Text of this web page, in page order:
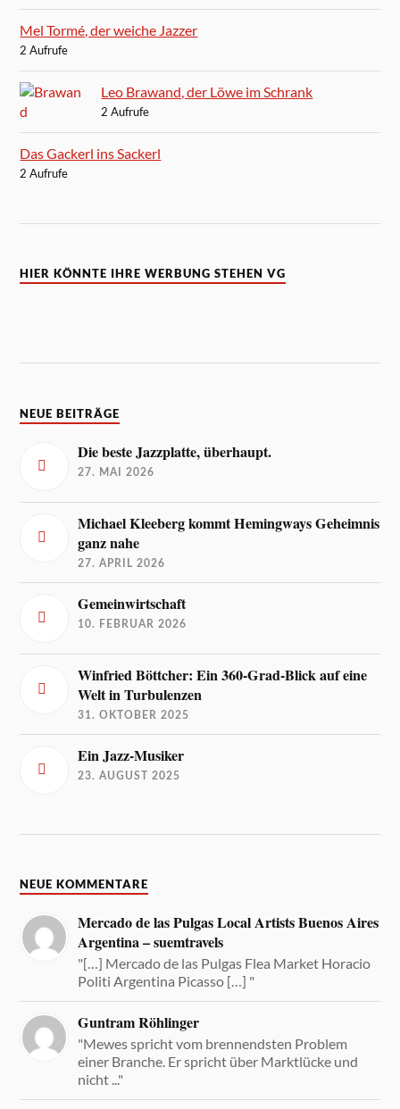
Mel Tormé, der weiche Jazzer
2 Aufrufe
Leo Brawand, der Löwe im Schrank
2 Aufrufe
Das Gackerl ins Sackerl
2 Aufrufe
HIER KÖNNTE IHRE WERBUNG STEHEN VG
NEUE BEITRÄGE
Die beste Jazzplatte, überhaupt.
27. MAI 2026
Michael Kleeberg kommt Hemingways Geheimnis
ganz nahe
27. APRIL 2026
Gemeinwirtschaft
10. FEBRUAR 2026
Winfried Böttcher: Ein 360-Grad-Blick auf eine
Welt in Turbulenzen
31. OKTOBER 2025
Ein Jazz-Musiker
23. AUGUST 2025
NEUE KOMMENTARE
Mercado de las Pulgas Local Artists Buenos Aires
Argentina – suemtravels
"[…] Mercado de las Pulgas Flea Market Horacio
Politi Argentina Picasso […] "
Guntram Röhlinger
"Mewes spricht vom brennendsten Problem
einer Branche. Er spricht über Marktlücke und
nicht ..."